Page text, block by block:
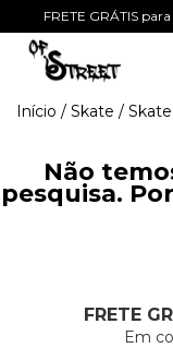
FRETE GRÁTIS
Início / Skate /
Não
pesquisa.
FRETE
Em